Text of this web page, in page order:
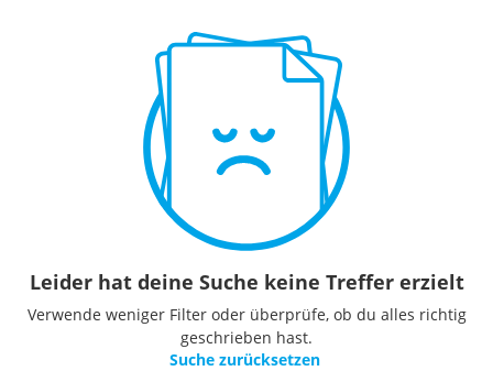
Leider hat deine Suche keine Treffer erzielt
Verwende weniger Filter oder überprüfe, ob du alles richtig
geschrieben hast.
Suche zurücksetzen